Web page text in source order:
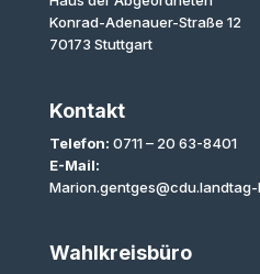
Konrad-Adenauer-Straße 12
70173 Stuttgart
Kontakt
Telefon: 0711 – 20 63-8401
E-Mail:
Marion.gentges@cdu.landtag-
Wahlkreisbüro